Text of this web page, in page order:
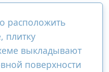
расположить
плитку
выкладывают
поверхности